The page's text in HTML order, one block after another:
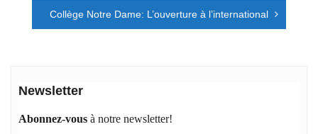
l’articleCollège Notre Dame: L’ouverture à l’international
Newsletter
Abonnez-vous à notre newsletter!